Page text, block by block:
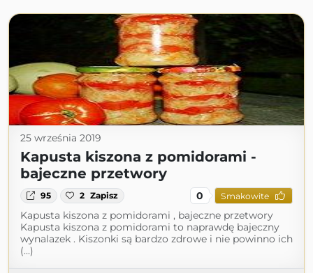
25 września 2019
Kapusta kiszona z pomidorami -
bajeczne przetwory
95 2 Zapisz 0 Smakowite
Kapusta kiszona z pomidorami , bajeczne przetwory
Kapusta kiszona z pomidorami to naprawdę bajeczny
wynalazek . Kiszonki są bardzo zdrowe i nie powinno ich
(...)